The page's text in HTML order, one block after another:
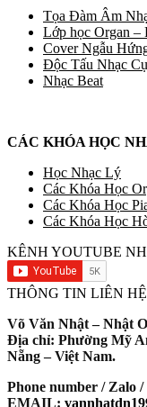
Tọa Đàm Âm
Lớp học Organ –
Cover Ngẫu
Độc Tấu Nhạc
Nhạc Beat
CÁC KHÓA HỌC
Học Nhạc Lý
Các Khóa Học
Các Khóa Học
Các Khóa Học
KÊNH YOUTUBE
THÔNG TIN LIÊN HỆ
Võ Văn Nhật – Nhật
Địa chỉ: Phường Mỹ
Nẵng – Việt Nam.
Phone number / Zalo /
EMAIL: